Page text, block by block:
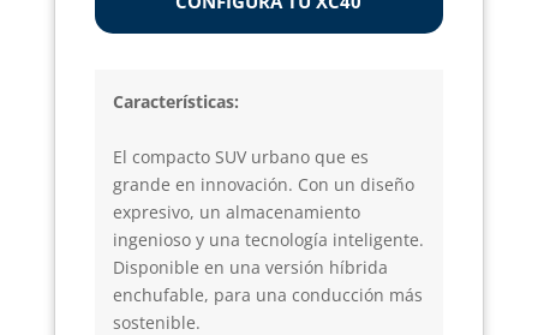
Características:
El compacto SUV urbano que es
grande en innovación. Con un diseño
expresivo, un almacenamiento
ingenioso y una tecnología inteligente.
Disponible en una versión híbrida
enchufable, para una conducción más
sostenible.